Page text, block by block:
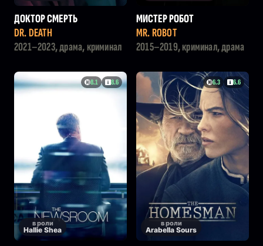
ДОКТОР СМЕРТЬ
DR. DEATH
2021–2023, драма, криминал
МИСТЕР РОБОТ
MR. ROBOT
2015–2019, криминал, драма
8.1 8.6
в роли
Hallie Shea
6.3 6.6
в роли
Arabella Sours